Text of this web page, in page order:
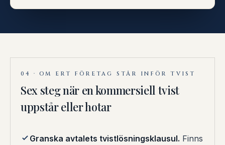
04 · OM ERT FÖRETAG STÅR INFÖR TVIST
Sex steg när en kommersiell tvist
uppstår eller hotar
Granska avtalets tvistlösningsklausul. Finns